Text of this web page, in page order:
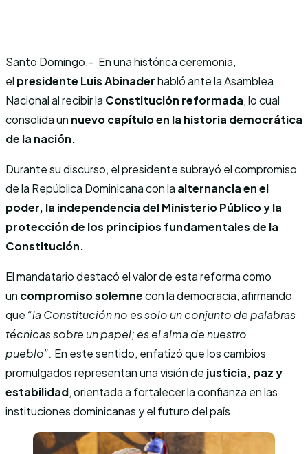
Santo Domingo.- En una histórica ceremonia,
el presidente Luis Abinaderhabló ante la Asamblea
Nacional al recibir la Constitución reformada, lo cual
consolida un nuevo capítulo en la historia democrática
de la nación.
Durante su discurso, el presidente subrayó el compromiso
de la República Dominicana con la alternancia en el
poder, la independencia del Ministerio Público y la
protección de los principios fundamentales de la
Constitución.
El mandatario destacó el valor de esta reforma como
un compromiso solemnecon la democracia, afirmando
que “la Constitución no es solo un conjunto de palabras
técnicas sobre un papel; es el alma de nuestro
pueblo”. En este sentido, enfatizó que los cambios
promulgados representan una visión de justicia, paz y
estabilidad, orientada a fortalecer la confianza en las
instituciones dominicanas y el futuro del país.